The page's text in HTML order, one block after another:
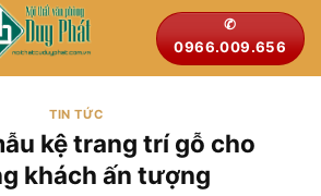
✆
0966.009.656
TIN TỨC
kệ trang trí gỗ cho
khách ấn tượng